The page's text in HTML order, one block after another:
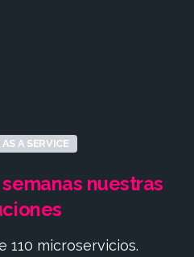
A SERVICE
semanas nuestras
110 microservicios.